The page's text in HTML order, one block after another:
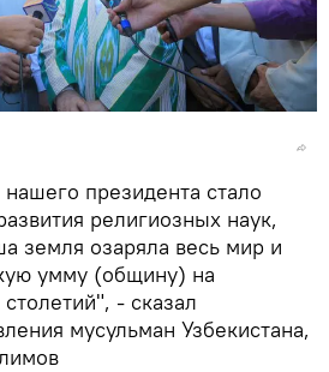
президента стало
религиозных наук,
земля озаряла весь мир и
умму (общину) на
- сказал
мусульман Узбекистана,